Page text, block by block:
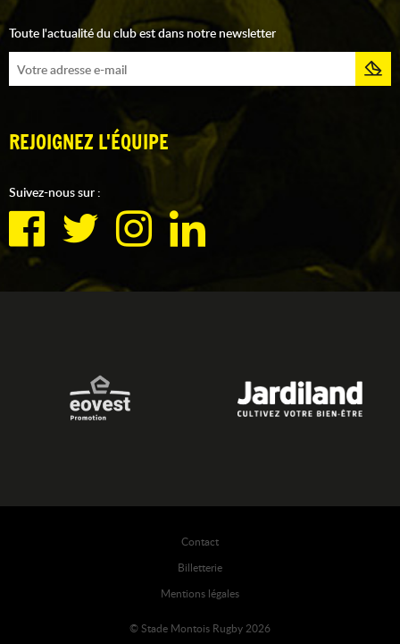
Toute l'actualité du club est dans notre newsletter
REJOIGNEZ L'ÉQUIPE
Suivez-nous sur :
Contact
Billetterie
Mentions légales
© Stade Montois Rugby 2026